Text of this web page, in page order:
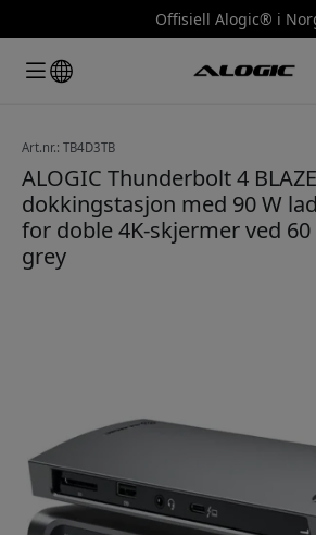
Offisiell Alogic® i
Art.nr.: TB4D3TB
ALOGIC Thunderbolt 4 BLAZE
dokkingstasjon med 90 W
for doble 4K-skjermer ved 60
grey